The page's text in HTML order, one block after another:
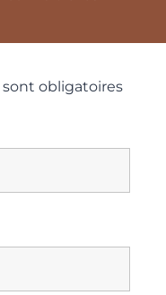
sont obligatoires